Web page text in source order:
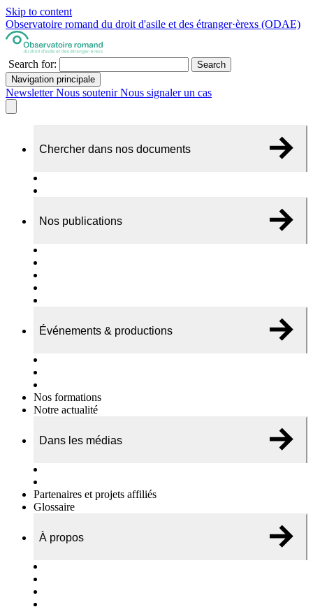
Skip to content
Observatoire romand du droit d'asile et des étranger·èrexs (ODAE)
Search for:
Search
Navigation principale
NewsletterNous soutenirNous signaler un cas
Chercher dans nos documents
Nos publications
Événements & productions
Nos formations
Notre actualité
Dans les médias
Partenaires et projets affiliés
Glossaire
À propos